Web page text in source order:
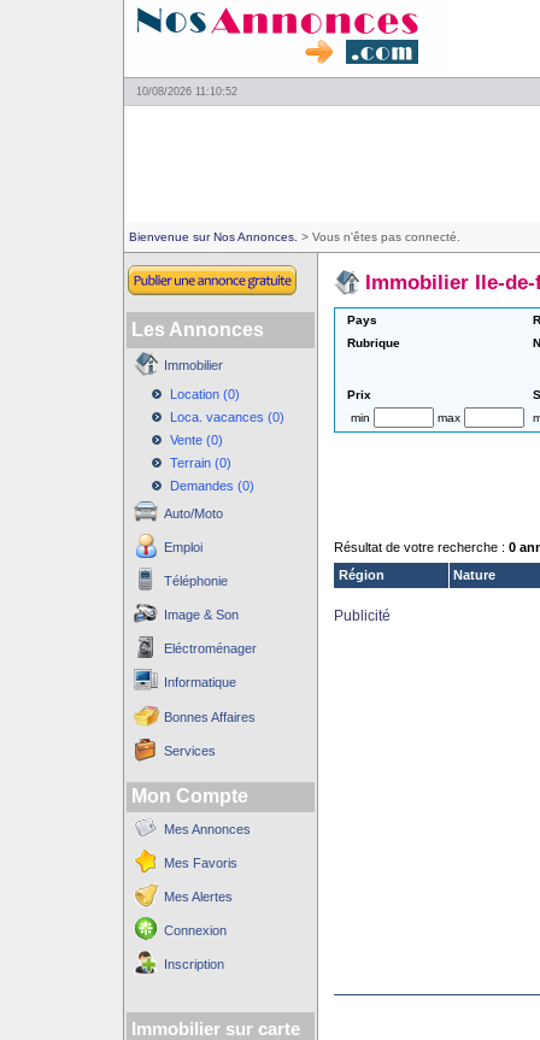
10/08/2026 11:10:52
Bienvenue sur Nos Annonces. > Vous n'êtes pas connecté.
Les Annonces
Immobilier
Location (0)
Loca. vacances (0)
Vente (0)
Terrain (0)
Demandes (0)
Auto/Moto
Emploi
Téléphonie
Image & Son
Eléctroménager
Informatique
Bonnes Affaires
Services
Mon Compte
Mes Annonces
Mes Favoris
Mes Alertes
Connexion
Inscription
Immobilier sur carte
Immobilier Ile-de-
Pays
Rubrique
Prix
min
max
Résultat de votre recherche : 0
Région
Nature
Publicité